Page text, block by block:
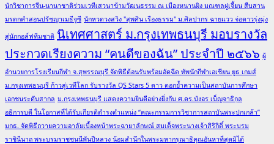
นักวิชาการจีน-นานาชาติร่วมเวทีเสวนาข้ามวัฒนธรรม ณ เมืองหนานผิง มณฑลฝูเจี้ยน สืบสาน
มรดกคำสอนปรัชญาเมธีจูซี นักหวดวงสวิง "สุพศิน เรืองธรรม" ม.ศิลปากร ฉายแวว จ่อดาวรุ่งมุ่ง
สู่นักกอล์ฟทีมชาติ นิเทศศาสตร์ ม.กรุงเทพธนบุรี มอบรางวัล
ประกวดเรียงความ “คนดีของฉัน” ประจำปี ๒๕๖๖ ผู้
อำนวยการโรงเรียนกีฬา จ.สุพรรณบุรี จัดพิธีต้อนรับพร้อมอัดฉีด ทัพนักกีฬาเอเชียน ยูธ เกมส์
ม.กรุงเทพธนบุรี ก้าวสู่เวทีโลก รับรางวัล QS Stars 5 ดาว ตอกย้ำความเป็นสถาบันการศึกษา
เอกชนระดับสากล ม.กรุงเทพธนบุรี แสดงความยินดีอย่างยิ่งกับ ศ.ดร.บังอร เบ็ญจาธิกุล
อธิการบดี ในโอกาสที่ได้รับเกียรติดำรงตำแหน่ง “คณะกรรมการวิชาการสถาบันพระปกเกล้า”
มกธ. จัดพิธีถวายความอาลัยเบื้องหน้าพระฉายาลักษณ์ สมเด็จพระนางเจ้าสิริกิติ์ พระบรม
ราชินีนาถ พระบรมราชชนนีพันปีหลวง น้อมสำนึกในพระมหากรุณาธิคุณอันหาที่สุดมิได้